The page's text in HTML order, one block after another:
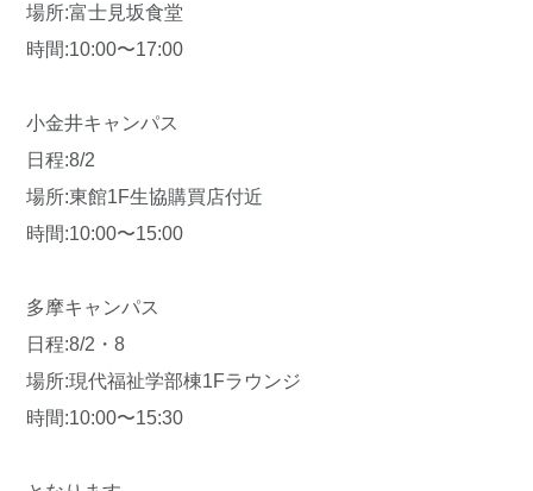
場所:富士見坂食堂
時間:10:00〜17:00
小金井キャンパス
日程:8/2
場所:東館1F生協購買店付近
時間:10:00〜15:00
多摩キャンパス
日程:8/2・8
場所:現代福祉学部棟1Fラウンジ
時間:10:00〜15:30